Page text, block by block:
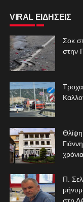
VIRAL ΕΙΔΗΣΕΙΣ
Σοκ
στην
χρόνια
Π.
στη